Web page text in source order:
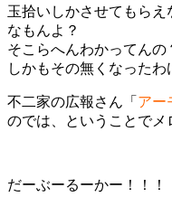
玉拾いしかさせてもら
なもんよ？
そこらへんわかってんの
しかもその無くなったわ
不二家の広報さん「 アー
のでは、ということでメ
だーぶーるーかー！！！